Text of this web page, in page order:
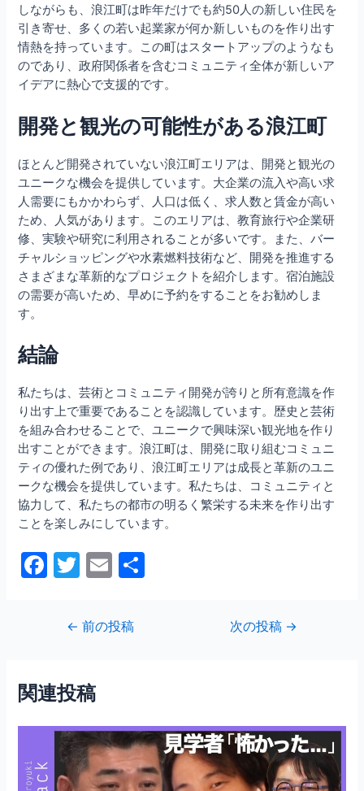
しながらも、浪江町は昨年だけでも約50人の新しい住民を
引き寄せ、多くの若い起業家が何か新しいものを作り出す
情熱を持っています。この町はスタートアップのようなも
のであり、政府関係者を含むコミュニティ全体が新しいア
イデアに熱心で支援的です。
開発と観光の可能性がある浪江町
ほとんど開発されていない浪江町エリアは、開発と観光の
ユニークな機会を提供しています。大企業の流入や高い求
人需要にもかかわらず、人口は低く、求人数と賃金が高い
ため、人気があります。このエリアは、教育旅行や企業研
修、実験や研究に利用されることが多いです。また、バー
チャルショッピングや水素燃料技術など、開発を推進する
さまざまな革新的なプロジェクトを紹介します。宿泊施設
の需要が高いため、早めに予約をすることをお勧めしま
す。
結論
私たちは、芸術とコミュニティ開発が誇りと所有意識を作
り出す上で重要であることを認識しています。歴史と芸術
を組み合わせることで、ユニークで興味深い観光地を作り
出すことができます。浪江町は、開発に取り組むコミュニ
ティの優れた例であり、浪江町エリアは成長と革新のユニ
ークな機会を提供しています。私たちは、コミュニティと
協力して、私たちの都市の明るく繁栄する未来を作り出す
ことを楽しみにしています。
F
o
o
k
T
itt
er
E
ai
l
ビ
ゲ
ン
← 前の投稿 次の投稿 →
関連投稿